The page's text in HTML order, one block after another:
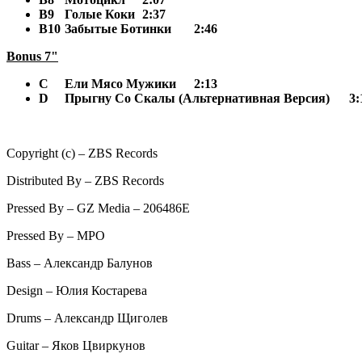
B9
Голые Коки 2:37
B10 Забытые Ботинки
2:46
Bonus 7"
C
Ели Мясо Мужики
2:13
D
Прыгну Со Скалы (Альтернативная Версия)
Copyright (c) – ZBS Records
Distributed By – ZBS Records
Pressed By – GZ Media – 206486E
Pressed By – MPO
Bass – Александр Балунов
Design – Юлия Костарева
Drums – Александр Щиголев
Guitar – Яков Цвиркунов